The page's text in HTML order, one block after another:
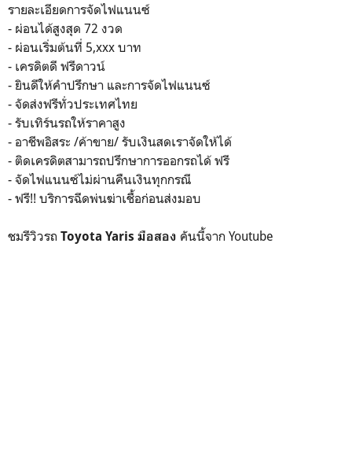
รายละเอียดการจัดไฟแนนซ์
- ผ่อนได้สูงสุด 72 งวด
- ผ่อนเริ่มต้นที่ 5,xxx บาท
- เครดิตดี ฟรีดาวน์
- ยินดีให้คำปรึกษา และการจัดไฟแนนซ์
- จัดส่งฟรีทั่วประเทศไทย
- รับเทิร์นรถให้ราคาสูง
- อาชีพอิสระ /ค้าขาย/ รับเงินสดเราจัดให้ได้
- ติดเครดิตสามารถปรึกษาการออกรถได้ ฟรี
- จัดไฟแนนซ์ไม่ผ่านคืนเงินทุกกรณี
- ฟรี!! บริการฉีดพ่นฆ่าเชื้อก่อนส่งมอบ
ชมรีวิวรถ Toyota Yaris มือสอง คันนี้จาก Youtube